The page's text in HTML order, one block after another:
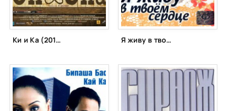
Ки и Ка (2016) Я живу в твоем сердце (1999)